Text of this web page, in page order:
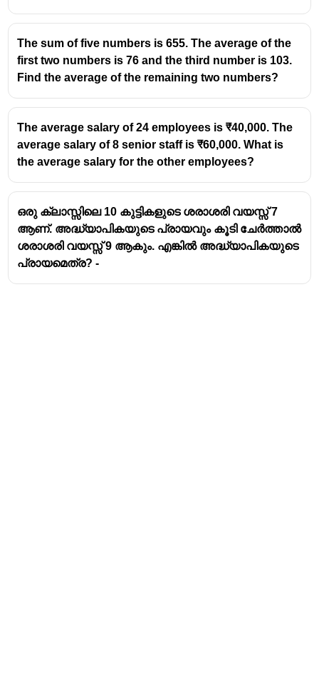
The sum of five numbers is 655. The average of the
first two numbers is 76 and the third number is 103.
Find the average of the remaining two numbers?
The average salary of 24 employees is ₹40,000. The
average salary of 8 senior staff is ₹60,000. What is
the average salary for the other employees?
ഒരു ക്ലാസ്സിലെ 10 കുട്ടികളുടെ ശരാശരി വയസ്സ് 7
ആണ്. അദ്ധ്യാപികയുടെ പ്രായവും കൂടി ചേർത്താൽ
ശരാശരി വയസ്സ് 9 ആകും. എങ്കിൽ അദ്ധ്യാപികയുടെ
പ്രായമെത്ര? -